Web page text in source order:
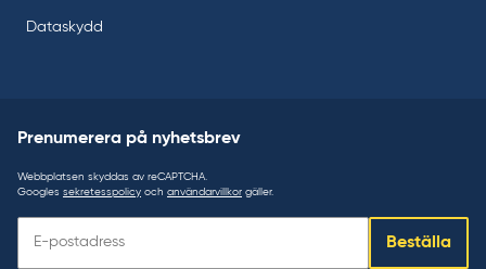
Dataskydd
Prenumerera på nyhetsbrev
Webbplatsen skyddas av reCAPTCHA.
Googles sekretesspolicy och användarvillkor gäller.
Beställa